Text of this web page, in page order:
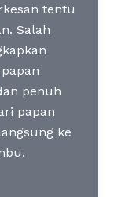
tentu
Salah
penuh
papan
ke